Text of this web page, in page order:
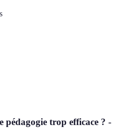
pédagogie trop efficace ? -